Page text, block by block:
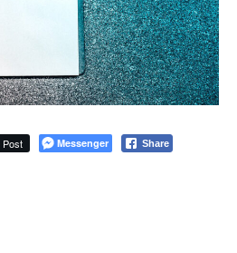
Post Messenger Share